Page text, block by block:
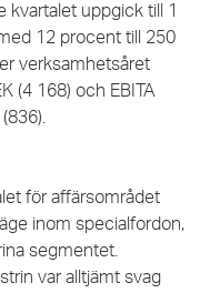
kvartalet uppgick till 1
12 procent till 250
verksamhetsåret
(4 168) och EBITA
för affärsområdet
inom specialfordon,
segmentet.
var alltjämt svag